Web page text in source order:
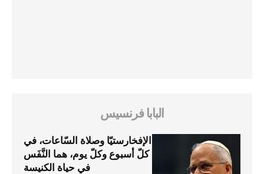
البابا فرنسيس
الإفخارستيّا وصلاة السّاعات، في
كلّ أسبوع وكلّ يوم، هما النَّفَس
في حياة الكنيسة